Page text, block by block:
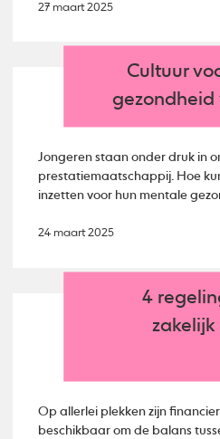
27 maart 2025
Cultuur
gezondheid
Jongeren staan onder druk in
prestatiemaatschappij. Hoe
inzetten voor hun mentale
24 maart 2025
4
Op allerlei plekken zijn
beschikbaar om de balans